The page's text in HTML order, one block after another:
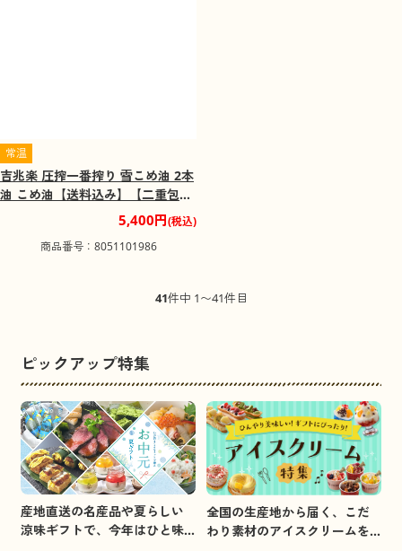
常温
吉兆楽 圧搾一番搾り 雪こめ油 2本
油 こめ油【送料込み】【二重包装
不可】【お届け不可地域：離島】
5,400円(税込)
商品番号：8051101986
41件中 1〜41件目
ピックアップ特集
産地直送の名産品や夏らしい
涼味ギフトで、今年はひと味
全国の生産地から届く、こだ
わり素材のアイスクリームを